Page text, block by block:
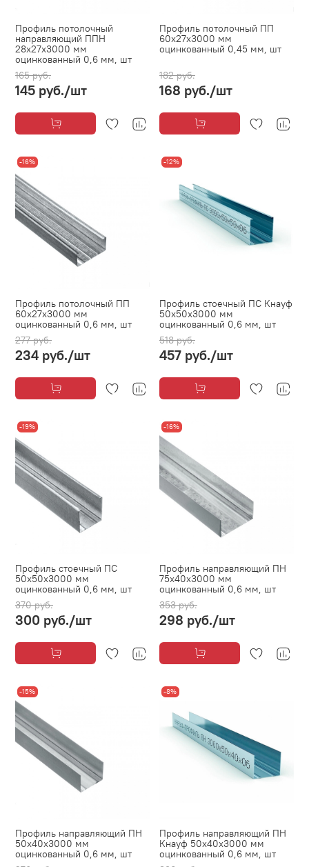
Профиль потолочный
направляющий ППН
28х27х3000 мм
оцинкованный 0,6 мм, шт
165 руб.
145 руб./шт
Профиль потолочный ПП
60х27х3000 мм
оцинкованный 0,45 мм, шт
182 руб.
168 руб./шт
-16%
Профиль потолочный ПП
60х27х3000 мм
оцинкованный 0,6 мм, шт
277 руб.
234 руб./шт
-12%
Профиль стоечный ПС Кнауф
50х50х3000 мм
оцинкованный 0,6 мм, шт
518 руб.
457 руб./шт
-19%
Профиль стоечный ПС
50х50х3000 мм
оцинкованный 0,6 мм, шт
370 руб.
300 руб./шт
-16%
Профиль направляющий ПН
75х40х3000 мм
оцинкованный 0,6 мм, шт
353 руб.
298 руб./шт
-15%
Профиль направляющий ПН
50х40х3000 мм
оцинкованный 0,6 мм, шт
-8%
Профиль направляющий ПН
Кнауф 50х40х3000 мм
оцинкованный 0,6 мм, шт